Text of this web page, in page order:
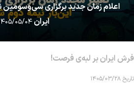
اعلام زمان جدید برگزاری
ایران۱۴۰۵/۰۵/
فرش ایران بر لبه‌ی فرصت!
تاریخ ۱۴۰۵/۰۳/۲۸